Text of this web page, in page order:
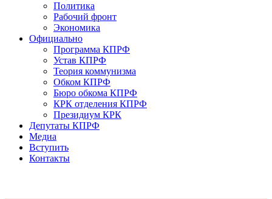
Политика
Рабочий фронт
Экономика
Официально
Программа КПРФ
Устав КПРФ
Теория коммунизма
Обком КПРФ
Бюро обкома КПРФ
КРК отделения КПРФ
Президиум КРК
Депутаты КПРФ
Медиа
Вступить
Контакты